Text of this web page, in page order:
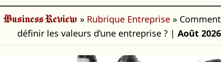
Business Review » Rubrique Entreprise » Comment
définir les valeurs d’une entreprise ? | Août 2026